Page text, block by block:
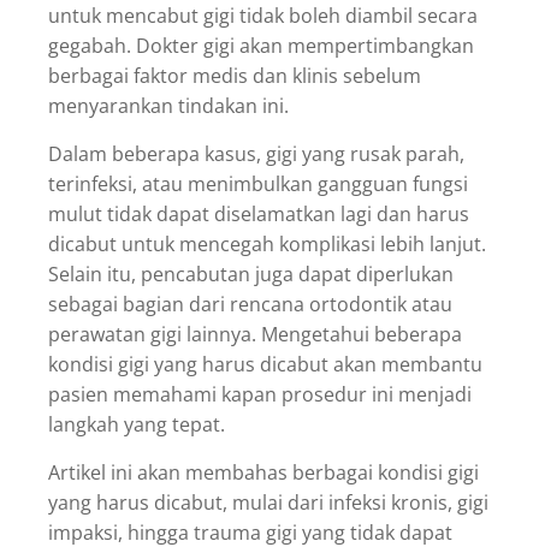
untuk mencabut gigi tidak boleh diambil secara
gegabah. Dokter gigi akan mempertimbangkan
berbagai faktor medis dan klinis sebelum
menyarankan tindakan ini.
Dalam beberapa kasus, gigi yang rusak parah,
terinfeksi, atau menimbulkan gangguan fungsi
mulut tidak dapat diselamatkan lagi dan harus
dicabut untuk mencegah komplikasi lebih lanjut.
Selain itu, pencabutan juga dapat diperlukan
sebagai bagian dari rencana ortodontik atau
perawatan gigi lainnya. Mengetahui beberapa
kondisi gigi yang harus dicabut akan membantu
pasien memahami kapan prosedur ini menjadi
langkah yang tepat.
Artikel ini akan membahas berbagai kondisi gigi
yang harus dicabut, mulai dari infeksi kronis, gigi
impaksi, hingga trauma gigi yang tidak dapat